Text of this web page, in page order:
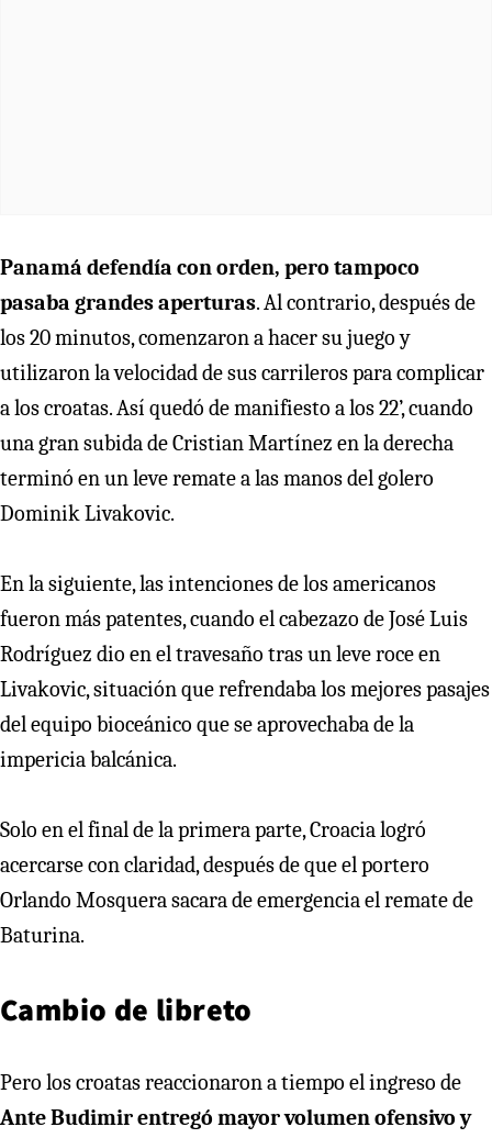
Panamá defendía con orden, pero tampoco
pasaba grandes aperturas. Al contrario, después de
los 20 minutos, comenzaron a hacer su juego y
utilizaron la velocidad de sus carrileros para complicar
a los croatas. Así quedó de manifiesto a los 22’, cuando
una gran subida de Cristian Martínez en la derecha
terminó en un leve remate a las manos del golero
Dominik Livakovic.
En la siguiente, las intenciones de los americanos
fueron más patentes, cuando el cabezazo de José Luis
Rodríguez dio en el travesaño tras un leve roce en
Livakovic, situación que refrendaba los mejores pasajes
del equipo bioceánico que se aprovechaba de la
impericia balcánica.
Solo en el final de la primera parte, Croacia logró
acercarse con claridad, después de que el portero
Orlando Mosquera sacara de emergencia el remate de
Baturina.
Cambio de libreto
Pero los croatas reaccionaron a tiempo el ingreso de
Ante Budimir entregó mayor volumen ofensivo y